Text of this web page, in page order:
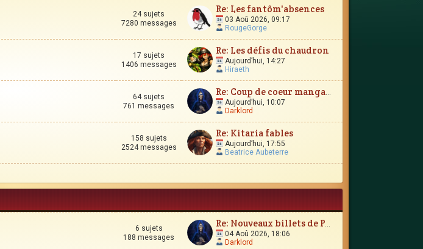
24 sujets
7280 messages
Re: Les fantôm'absences
03 Aoû 2026, 09:17
RougeGorge
17 sujets
1406 messages
Re: Les défis du chaudron
Aujourd’hui, 14:27
Hiraeth
64 sujets
761 messages
Re: Coup de coeur manga-esque
Aujourd’hui, 10:07
Darklord
158 sujets
2524 messages
Re: Kitaria fables
Aujourd’hui, 17:55
Beatrice Aubeterre
6 sujets
188 messages
Re: Nouveaux billets de Parchemin
04 Aoû 2026, 18:06
Darklord